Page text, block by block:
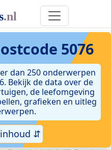
5076
dan 250 onderwerpen
Bekijk de data over de
de leefomgeving
grafieken en uitleg
⇵